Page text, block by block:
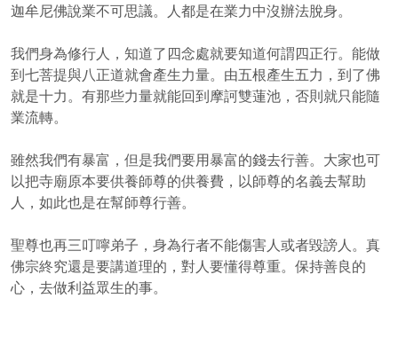
迦牟尼佛說業不可思議。人都是在業力中沒辦法脫身。
我們身為修行人，知道了四念處就要知道何謂四正行。能做
到七菩提與八正道就會產生力量。由五根產生五力，到了佛
就是十力。有那些力量就能回到摩訶雙蓮池，否則就只能隨
業流轉。
雖然我們有暴富，但是我們要用暴富的錢去行善。大家也可
以把寺廟原本要供養師尊的供養費，以師尊的名義去幫助
人，如此也是在幫師尊行善。
聖尊也再三叮嚀弟子，身為行者不能傷害人或者毀謗人。真
佛宗終究還是要講道理的，對人要懂得尊重。保持善良的
心，去做利益眾生的事。